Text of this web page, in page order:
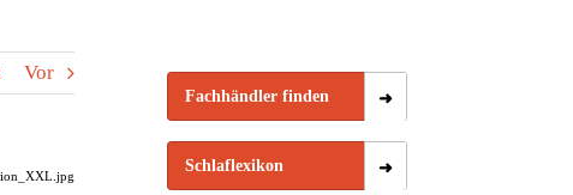
Vor
Fachhändler finden
Schlaflexikon